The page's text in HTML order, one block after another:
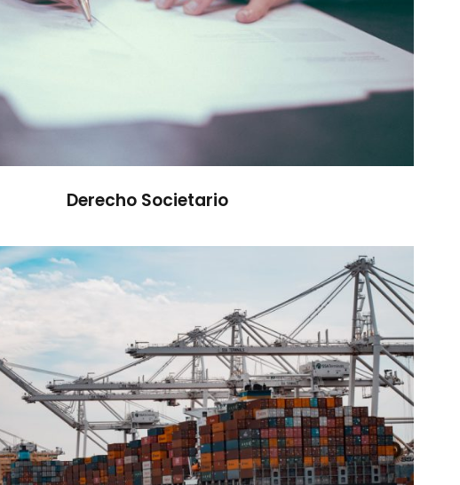
Derecho Societario
Derecho Marítimo y Transporte